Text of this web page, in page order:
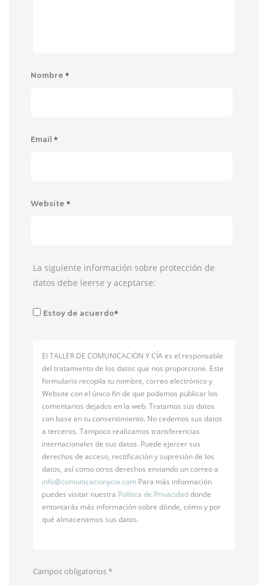
Nombre *
Email *
Website *
La siguiente información sobre protección de
datos debe leerse y aceptarse:
Estoy de acuerdo*
El TALLER DE COMUNICACIÓN Y CÍA es el responsable
del tratamiento de los datos que nos proporcione. Este
formulario recopila tu nombre, correo electrónico y
Website con el único fin de que podamos publicar los
comentarios dejados en la web. Tratamos sus datos
con base en tu consentimiento. No cedemos sus datos
a terceros. Tampoco realizamos transferencias
internacionales de sus datos. Puede ejercer sus
derechos de acceso, rectificación y supresión de los
datos, así como otros derechos enviando un correo a
info@comunicacionycia.com Para más información
puedes visitar nuestra Política de Privacidaddonde
entontarás más información sobre dónde, cómo y por
qué almacenamos sus datos.
Campos obligatorios*